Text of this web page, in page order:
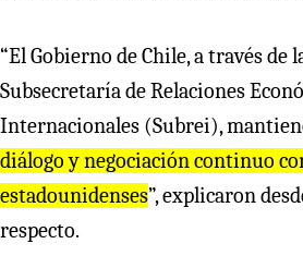
“El Gobierno de Chile, a través de
Subsecretaría de Relaciones
Internacionales (Subrei),
diálogo y negociación continuo
estadounidenses”, explicaron
respecto.